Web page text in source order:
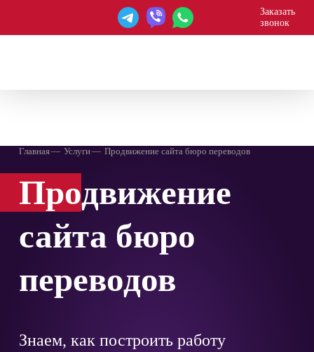
Заказать
звонок
Главная Услуги Продвижение сайта бюро переводов
Продвижение
сайта бюро
переводов
Знаем, как построить работу